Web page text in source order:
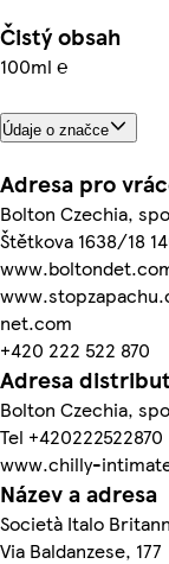
Čistý obsah
100ml ℮
Údaje o značce
Adresa pro
Bolton Czechia,
Štětkova 1638/18
net.com
+420 222 522 870
Adresa
Bolton Czechia,
Tel +420222522870
www.chilly-
Název a adresa
Società Italo
Via Baldanzese, 177